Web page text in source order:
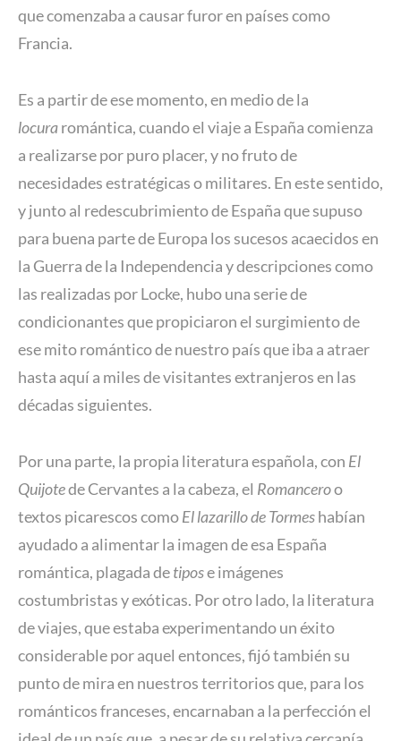
que comenzaba a causar furor en países como
Francia.
Es a partir de ese momento, en medio de la
locuraromántica, cuando el viaje a España comienza
a realizarse por puro placer, y no fruto de
necesidades estratégicas o militares. En este sentido,
y junto al redescubrimiento de España que supuso
para buena parte de Europa los sucesos acaecidos en
la Guerra de la Independencia y descripciones como
las realizadas por Locke, hubo una serie de
condicionantes que propiciaron el surgimiento de
ese mito romántico de nuestro país que iba a atraer
hasta aquí a miles de visitantes extranjeros en las
décadas siguientes.
Por una parte, la propia literatura española, con El
Quijotede Cervantes a la cabeza, el Romanceroo
textos picarescos comoEl lazarillo de Tormeshabían
ayudado a alimentar la imagen de esa España
romántica, plagada detipose imágenes
costumbristas y exóticas. Por otro lado, la literatura
de viajes, que estaba experimentando un éxito
considerable por aquel entonces, fijó también su
punto de mira en nuestros territorios que, para los
románticos franceses, encarnaban a la perfección el